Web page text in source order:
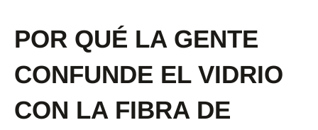
POR QUÉ LA GENTE
CONFUNDE EL VIDRIO
CON LA FIBRA DE